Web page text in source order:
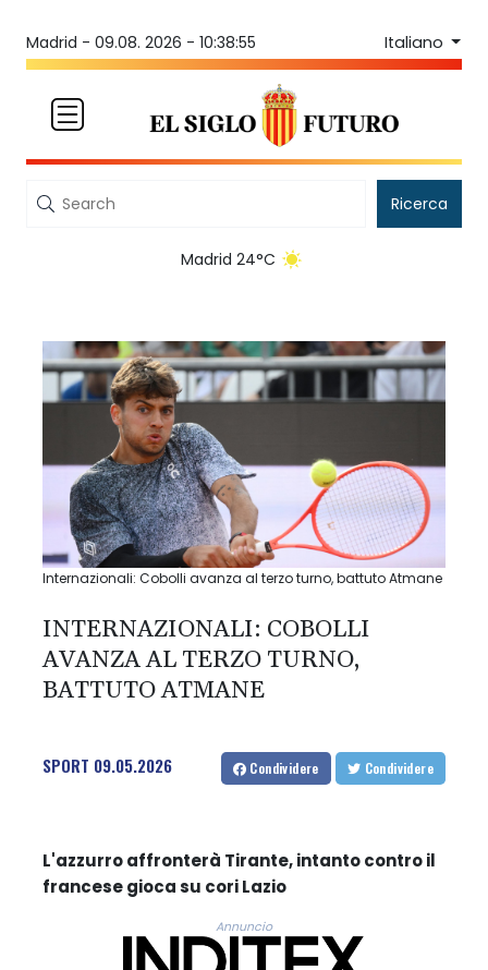
Madrid - 09.08. 2026 - 10:38:55 Italiano
Ricerca
Madrid 24°C
Internazionali: Cobolli avanza al terzo turno, battuto Atmane
INTERNAZIONALI: COBOLLI
AVANZA AL TERZO TURNO,
BATTUTO ATMANE
SPORT 09.05.2026 Condividere Condividere
L'azzurro affronterà Tirante, intanto contro il
francese gioca su cori Lazio
Annuncio